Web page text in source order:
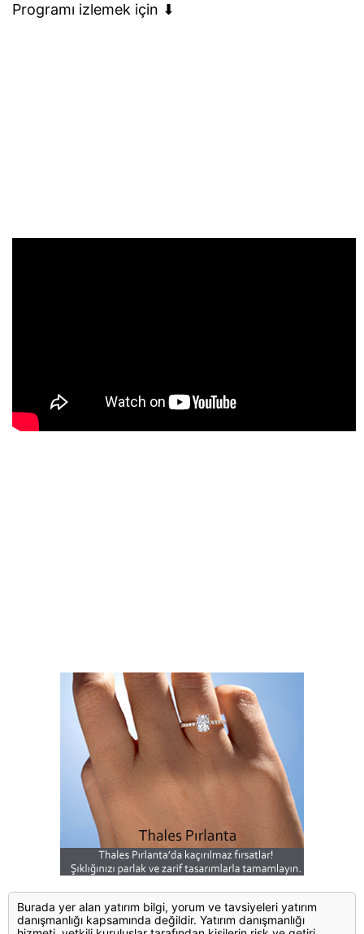
Programı izlemek için ⬇︎
Burada yer alan yatırım bilgi, yorum ve tavsiyeleri yatırım
danışmanlığı kapsamında değildir. Yatırım danışmanlığı